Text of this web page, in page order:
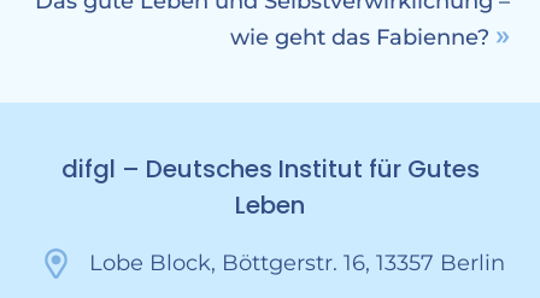
wie geht das Fabienne?
difgl – Deutsches Institut für Gutes
Leben
Lobe Block, Böttgerstr. 16, 13357 Berlin